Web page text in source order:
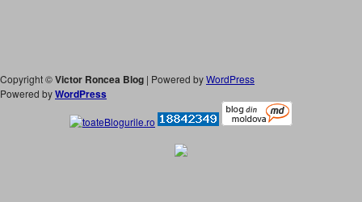
Copyright ©Victor Roncea Blog | Powered byWordPress
Powered byWordPress